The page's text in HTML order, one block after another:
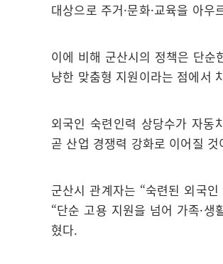
대상으로 주거·문화·교육을 아
이에 비해 군산시의 정책은 단순
냥한 맞춤형 지원이라는 점에서
외국인 숙련인력 상당수가 자동
곧 산업 경쟁력 강화로 이어질
군산시 관계자는 “숙련된 외국
“단순 고용 지원을 넘어 가족·
혔다.